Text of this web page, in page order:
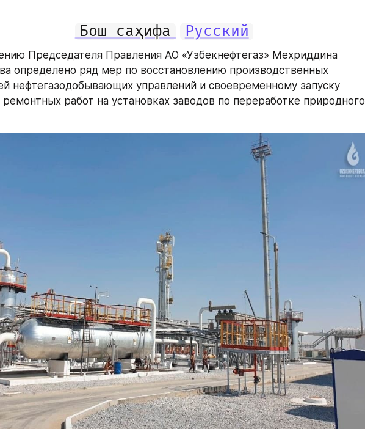
Бош саҳифа Русский
Председателя Правления АО «Узбекнефтегаз» Мехриддина
определено ряд мер по восстановлению производственных
нефтегазодобывающих управлений и своевременному запуску
работ на установках заводов по переработке природного